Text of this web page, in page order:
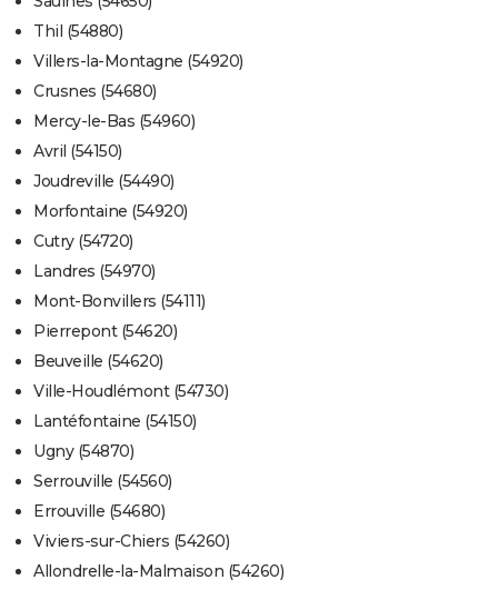
Thil (54880)
Villers-la-Montagne (54920)
Crusnes (54680)
Mercy-le-Bas (54960)
Avril (54150)
Joudreville (54490)
Morfontaine (54920)
Cutry (54720)
Landres (54970)
Mont-Bonvillers (54111)
Pierrepont (54620)
Beuveille (54620)
Ville-Houdlémont (54730)
Lantéfontaine (54150)
Ugny (54870)
Serrouville (54560)
Errouville (54680)
Viviers-sur-Chiers (54260)
Allondrelle-la-Malmaison (54260)